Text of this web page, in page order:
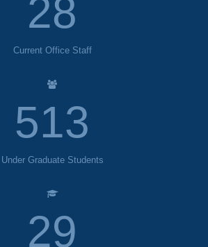
32
Current Office Staff
595
Under Graduate Students
33